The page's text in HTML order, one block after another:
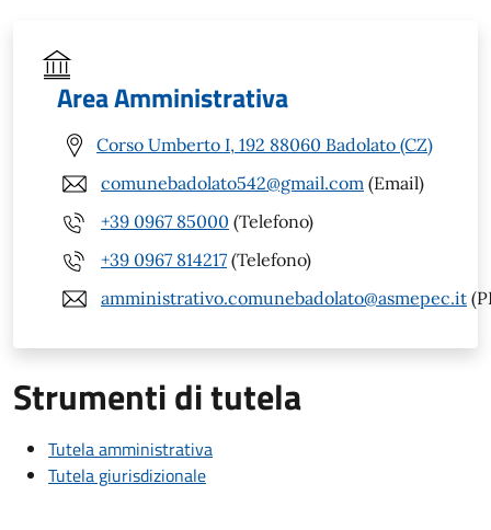
Area Amministrativa
Corso Umberto I, 192 88060 Badolato (CZ)
comunebadolato542@gmail.com (Email)
+39 0967 85000 (Telefono)
+39 0967 814217 (Telefono)
amministrativo.comunebadolato@asmepec.it
Strumenti di tutela
Tutela amministrativa
Tutela giurisdizionale